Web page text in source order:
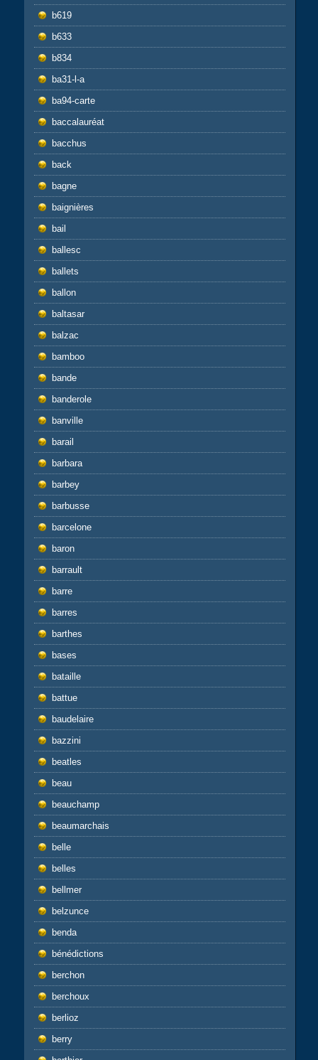
b619
b633
b834
ba31-l-a
ba94-carte
baccalauréat
bacchus
back
bagne
baignières
bail
ballesc
ballets
ballon
baltasar
balzac
bamboo
bande
banderole
banville
barail
barbara
barbey
barbusse
barcelone
baron
barrault
barre
barres
barthes
bases
bataille
battue
baudelaire
bazzini
beatles
beau
beauchamp
beaumarchais
belle
belles
bellmer
belzunce
benda
bénédictions
berchon
berchoux
berlioz
berry